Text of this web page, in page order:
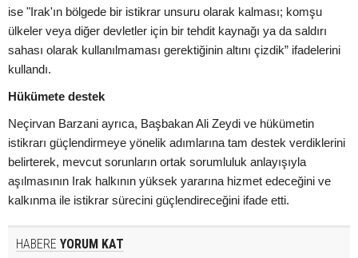
ise "Irak'ın bölgede bir istikrar unsuru olarak kalması; komşu
ülkeler veya diğer devletler için bir tehdit kaynağı ya da saldırı
sahası olarak kullanılmaması gerektiğinin altını çizdik” ifadelerini
kullandı.
Hükümete destek
Neçirvan Barzani ayrıca, Başbakan Ali Zeydi ve hükümetin
istikrarı güçlendirmeye yönelik adımlarına tam destek verdiklerini
belirterek, mevcut sorunların ortak sorumluluk anlayışıyla
aşılmasının Irak halkının yüksek yararına hizmet edeceğini ve
kalkınma ile istikrar sürecini güçlendireceğini ifade etti.
HABERE YORUM KAT